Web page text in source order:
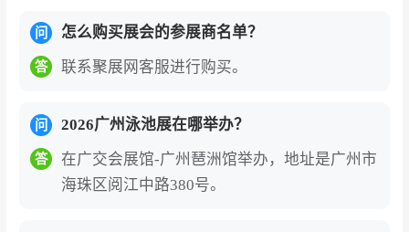
A行业正加速向智能化、绿色化、场景化转型，展
会被行业公认为全球泳池SPA产业发展的风向标
全产业链覆盖的一站式展示平台
设备、SPA水疗、温泉浴场、水上乐园、智慧管
理系统、环保节能技术、康养休闲配套等全产业
问 怎么购买展会的参展商名单？
答 联系聚展网客服进行购买。
问 2026广州泳池展在哪举办？
答
在广交会展馆-广州琶洲馆举办，地址是广州市
海珠区阅江中路380号。